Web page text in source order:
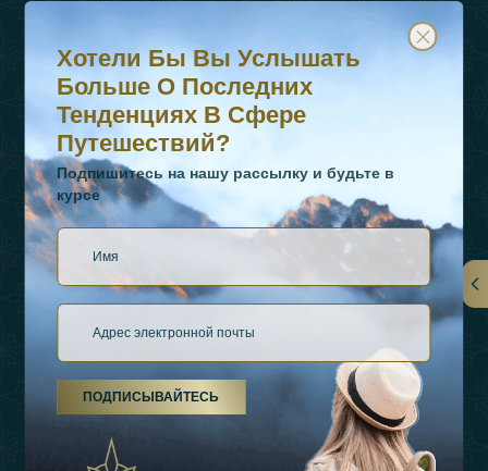
WhatsApp Нет :+442034682356
+971552944761
О Нас
Виды Отдыха
Хотели бы вы услышать больше о последних
Подпишитесь на нашу рассылку и будьте в курсе
Хотели Бы Вы Услышать
Больше О Последних
Тенденциях В Сфере
Путешествий?
Подпишитесь на нашу рассылку и будьте в
курсе
ПОДПИСЫВАЙТЕСЬ